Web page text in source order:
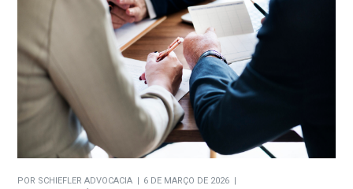
POR SCHIEFLER ADVOCACIA
6 DE MARÇO DE 2026